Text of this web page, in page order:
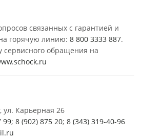
связанных с гарантией и
горячую линию: 8 800 3333 887.
сервисного обращения на
ул. Карьерная 26
99; 8 (902) 875 20; 8 (343) 319-40-96